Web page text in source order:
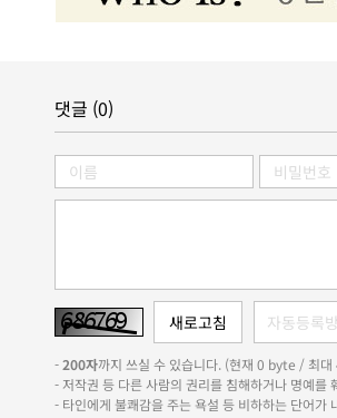
댓글 (0)
-200자까지 쓰실 수 있습니다. (현재 0 byte / 최
- 저작권 등 다른 사람의 권리를 침해하거나 명예를
- 타인에게 불쾌감을 주는 욕설 등 비하하는 단어가